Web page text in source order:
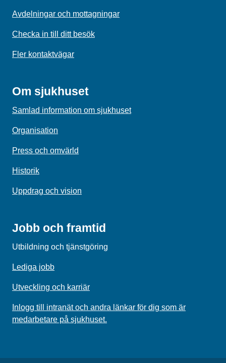
Avdelningar och mottagningar
Checka in till ditt besök
Fler kontaktvägar
Om sjukhuset
Samlad information om sjukhuset
Organisation
Press och omvärld
Historik
Uppdrag och vision
Jobb och framtid
Utbildning och tjänstgöring
Lediga jobb
Utveckling och karriär
Inlogg till intranät och andra länkar för dig som är
medarbetare på sjukhuset.